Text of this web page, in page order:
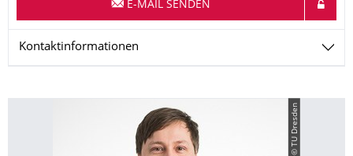
E-MAIL SENDEN
Kontaktinformationen
© TU Dresden